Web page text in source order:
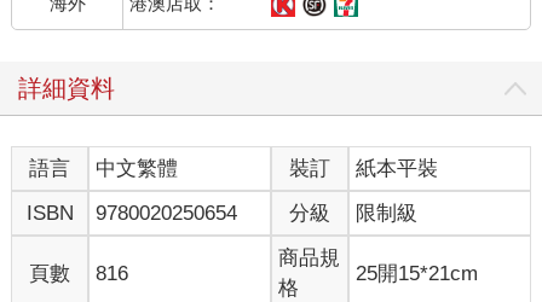
詳細資料
語言 中文繁體 裝訂
紙本平裝
ISBN
9780020250654 分級 限制級
頁數 816
商品規
格
25開15*21cm